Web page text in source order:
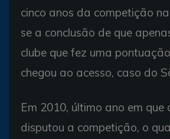
cinco anos da competição
se a conclusão de que
clube que fez uma
chegou ao acesso, caso do
Em 2010, último ano em que
disputou a competição, o